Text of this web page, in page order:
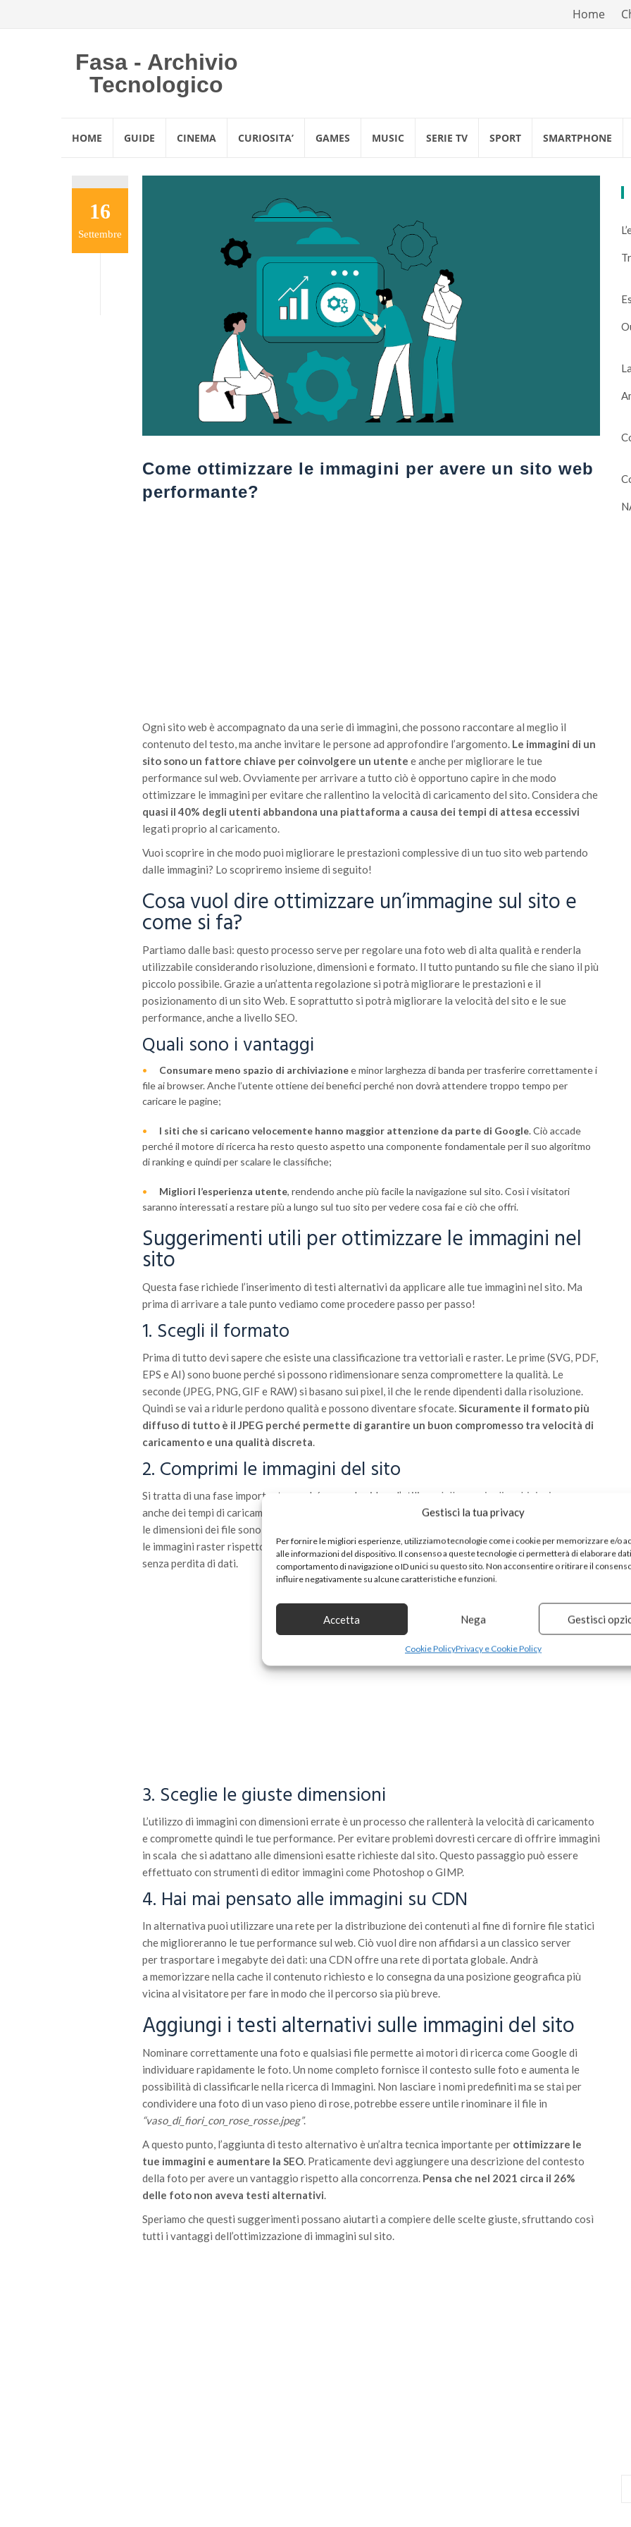
Gestisci la tua privacy
Per fornire le migliori esperienze, utilizziamo tecnologie come i cookie per memorizzare e/o
alle informazioni del dispositivo. Il consenso a queste tecnologie ci permetterà di elaborare
comportamento di navigazione o ID unici su questo sito. Non acconsentire o ritirare il
influire negativamente su alcune caratteristiche e funzioni.
Accetta Nega Gestisci
Cookie PolicyPrivacy e Cookie Policy
Vai
Home
Fasa - Archivio
Tecnologico
HOME GUIDE CINEMA CURIOSITA’ GAMES MUSIC SERIE TV SPORT SMARTPHONE
16
Settembre
Come ottimizzare le immagini per avere un sito web
performante?
Ogni sito web è accompagnato da una serie di immagini, che possono raccontare al meglio il
contenuto del testo, ma anche invitare le persone ad approfondire l’argomento. Le immagini di un
sito sono un fattore chiave per coinvolgere un utente e anche per migliorare le tue
performance sul web. Ovviamente per arrivare a tutto ciò è opportuno capire in che modo
ottimizzare le immagini per evitare che rallentino la velocità di caricamento del sito. Considera che
quasi il 40% degli utenti abbandona una piattaforma a causa dei tempi di attesa eccessivi
legati proprio al caricamento.
Vuoi scoprire in che modo puoi migliorare le prestazioni complessive di un tuo sito web partendo
dalle immagini? Lo scopriremo insieme di seguito!
Cosa vuol dire ottimizzare un’immagine sul sito e
come si fa?
Partiamo dalle basi: questo processo serve per regolare una foto web di alta qualità e renderla
utilizzabile considerando risoluzione, dimensioni e formato. Il tutto puntando su file che siano il più
piccolo possibile. Grazie a un’attenta regolazione si potrà migliorare le prestazioni e il
posizionamento di un sito Web. E soprattutto si potrà migliorare la velocità del sito e le sue
performance, anche a livello SEO.
Quali sono i vantaggi
Consumare meno spazio di archiviazionee minor larghezza di banda per trasferire correttamente i
file ai browser. Anche l’utente ottiene dei benefici perché non dovrà attendere troppo tempo per
caricare le pagine;
I siti che si caricano velocemente hanno maggior attenzione da parte di Google. Ciò accade
perché il motore di ricerca ha resto questo aspetto una componente fondamentale per il suo algoritmo
di ranking e quindi per scalare le classifiche;
Migliori l’esperienza utente, rendendo anche più facile la navigazione sul sito. Così i visitatori
saranno interessati a restare più a lungo sul tuo sito per vedere cosa fai e ciò che offri.
Suggerimenti utili per ottimizzare le immagini nel
sito
Questa fase richiede l’inserimento di testi alternativi da applicare alle tue immagini nel sito. Ma
prima di arrivare a tale punto vediamo come procedere passo per passo!
1. Scegli il formato
Prima di tutto devi sapere che esiste una classificazione tra vettoriali e raster. Le prime (SVG, PDF,
EPS e AI) sono buone perché si possono ridimensionare senza compromettere la qualità. Le
seconde (JPEG, PNG, GIF e RAW) si basano sui pixel, il che le rende dipendenti dalla risoluzione.
Quindi se vai a ridurle perdono qualità e possono diventare sfocate.Sicuramente il formato più
diffuso di tutto è il JPEG perché permette di garantire un buon compromesso tra velocità di
caricamento e una qualità discreta.
2. Comprimi le immagini del sito
Si tratta di una fase importante perché non solo riduce l’utilizzo dello spazio di archiviazione, ma
anche dei tempi di caricamento di una pagina. Quando procedi con la compressione ricorda che se
le dimensioni dei file sono troppo piccole comportano una qualità inferiore. Considera che
le immagini raster rispetto alle vettoriali permettono di utilizzare tecniche di compressione con o
senza perdita di dati.
3. Sceglie le giuste dimensioni
L’utilizzo di immagini con dimensioni errate è un processo che rallenterà la velocità di caricamento
e compromette quindi le tue performance. Per evitare problemi dovresti cercare di offrire immagini
in scala che si adattano alle dimensioni esatte richieste dal sito. Questo passaggio può essere
effettuato con strumenti di editor immagini come Photoshop o GIMP.
4. Hai mai pensato alle immagini su CDN
In alternativa puoi utilizzare una rete per la distribuzione dei contenuti al fine di fornire file statici
che miglioreranno le tue performance sul web. Ciò vuol dire non affidarsi a un classico server
per trasportare i megabyte dei dati: una CDN offre una rete di portata globale. Andrà
a memorizzare nella cache il contenuto richiesto e lo consegna da una posizione geografica più
vicina al visitatore per fare in modo che il percorso sia più breve.
Aggiungi i testi alternativi sulle immagini del sito
Nominare correttamente una foto e qualsiasi file permette ai motori di ricerca come Google di
individuare rapidamente le foto. Un nome completo fornisce il contesto sulle foto e aumenta le
possibilità di classificarle nella ricerca di Immagini. Non lasciare i nomi predefiniti ma se stai per
condividere una foto di un vaso pieno di rose, potrebbe essere untile rinominare il file in
“vaso_di_fiori_con_rose_rosse.jpeg”.
A questo punto, l’aggiunta di testo alternativo è un’altra tecnica importante per ottimizzare le
tue immagini e aumentare la SEO. Praticamente devi aggiungere una descrizione del contesto
della foto per avere un vantaggio rispetto alla concorrenza. Pensa che nel 2021 circa il 26%
delle foto non aveva testi alternativi.
Speriamo che questi suggerimenti possano aiutarti a compiere delle scelte giuste, sfruttando così
tutti i vantaggi dell’ottimizzazione di immagini sul sito.